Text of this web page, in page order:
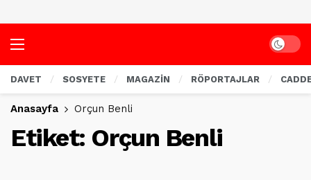
Dark
DAVET SOSYETE MAGAZİN RÖPORTAJLAR
Anasayfa Orçun Benli
Etiket: Orçun Benli